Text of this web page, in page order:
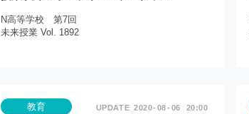
N高等学校 第7回
未来授業 Vol. 1892
教育 2020 08 06 20:00